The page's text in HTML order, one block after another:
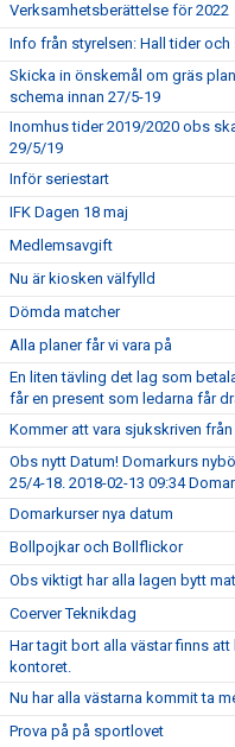
Verksamhetsberättelse för 2022
Info från styrelsen: Hall tider
Skicka in önskemål om gräs
schema innan 27/5-19
Inomhus tider 2019/2020 obs
29/5/19
Inför seriestart
IFK Dagen 18 maj
Medlemsavgift
Nu är kiosken välfylld
Dömda matcher
Alla planer får vi vara på
En liten tävling det lag som
får en present som ledarna får
Kommer att vara sjukskriven
Obs nytt Datum! Domarkurs
25/4-18. 2018-02-13 09:34
Domarkurser nya datum
Bollpojkar och Bollflickor
Obs viktigt har alla lagen bytt
Coerver Teknikdag
Har tagit bort alla västar finns
kontoret.
Nu har alla västarna kommit ta
Prova på på sportlovet